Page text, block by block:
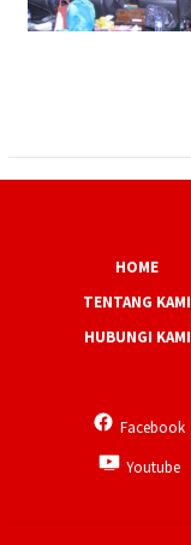
HOME
TENTANG KAMI
HUBUNGI KAMI
Facebook
Youtube